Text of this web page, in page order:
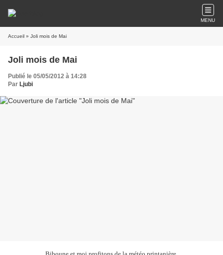
MENU
Accueil » Joli mois de Mai
Joli mois de Mai
Publié le 05/05/2012 à 14:28
Par Ljubi